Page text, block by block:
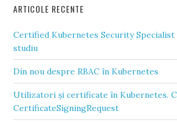
ARTICOLE RECENTE
Certified Kubernetes Security Specialist
studiu
Din nou despre RBAC în Kubernetes
Utilizatori și certificate în Kubernetes.
CertificateSigningRequest